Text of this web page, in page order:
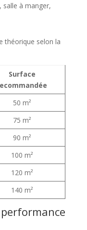
salle à manger,
théorique selon la
Surface
50 m²
75 m²
90 m²
100 m²
120 m²
140 m²